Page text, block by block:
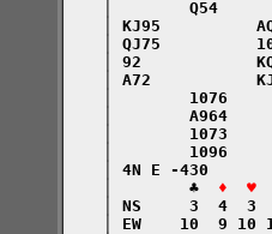
│        Q54
│ KJ95
│ QJ75
│ 92
│ A72
│        1076
│        A964
│        1073
│        1096
│ 4N E -430
    │        ♣
♦  ♥
│ NS     3  4  3
│ EW    10  9 10